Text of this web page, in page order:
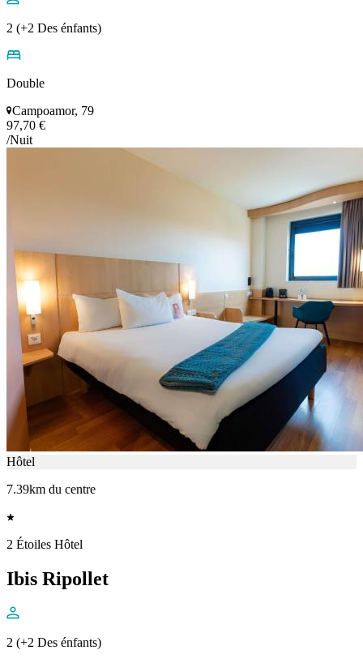
2 (+2 Des énfants)
Double
Campoamor, 79
97,70 €
/Nuit
Hôtel
7.39km du centre
2 Étoiles Hôtel
Ibis Ripollet
2 (+2 Des énfants)